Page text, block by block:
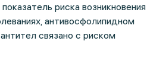
риска возникновения
антивосфолипидном
связано с риском